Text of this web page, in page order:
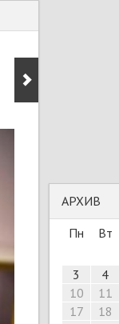
АРХИВ
Пн
Вт
3
4
10
11
17
18